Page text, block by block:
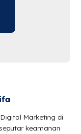
Marketing di
keamanan